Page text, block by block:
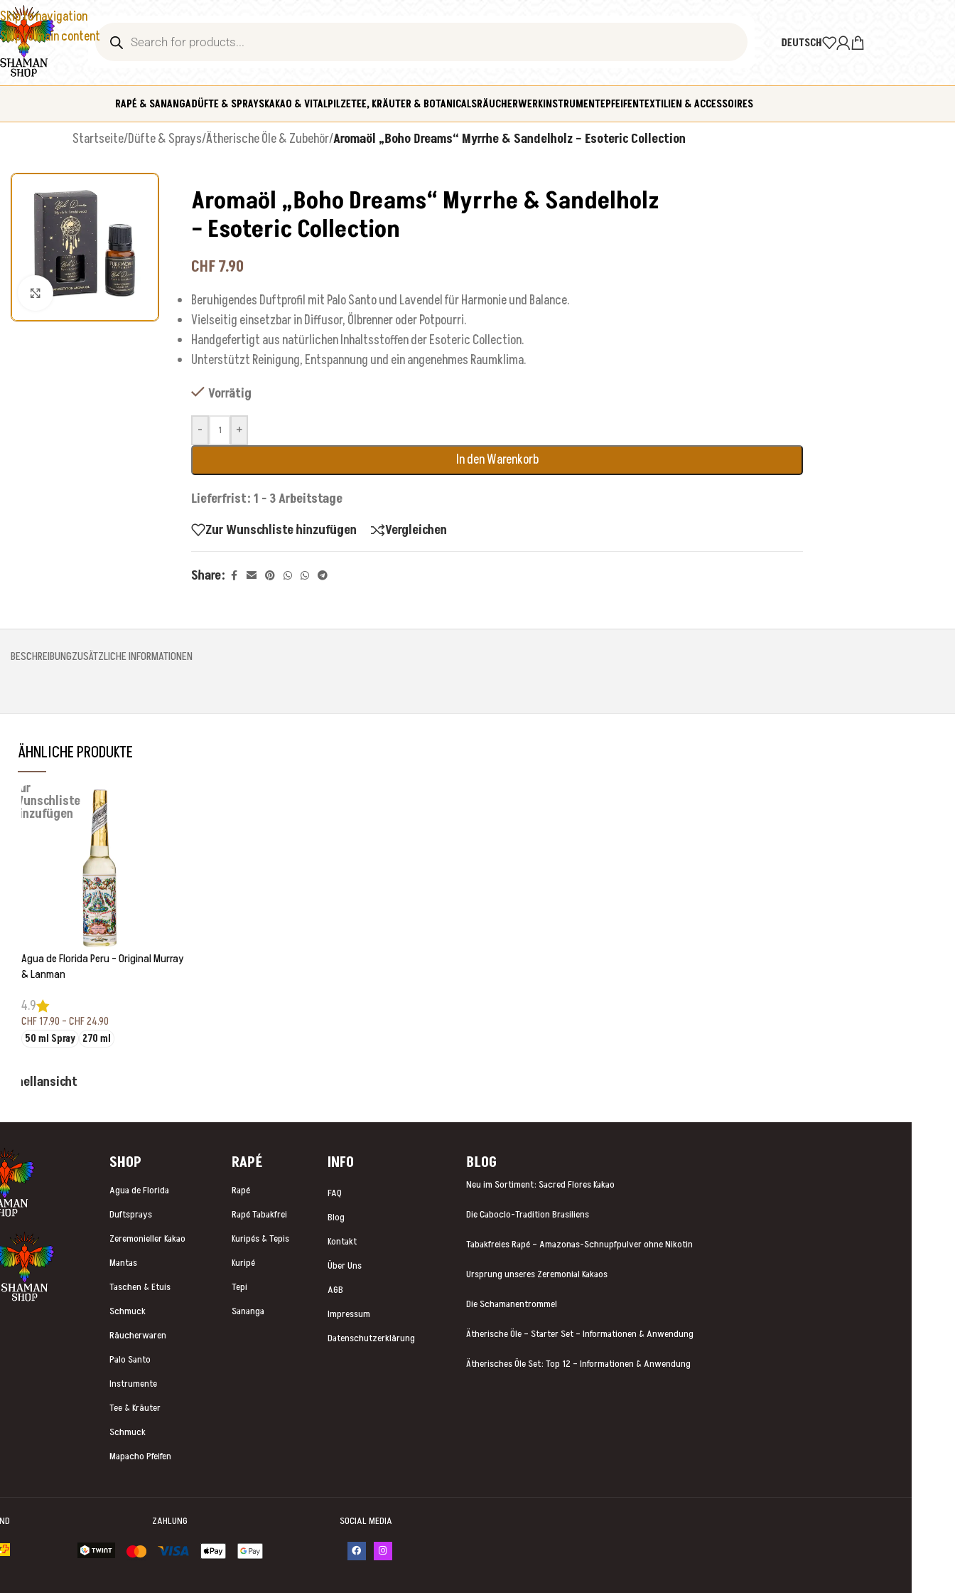
Skip to navigation
Skip to main content
DEUTSCH
RAPÉ & SANANGADÜFTE & SPRAYSKAKAO & VITALPILZETEE, KRÄUTER & BOTANICALSRÄUCHERWERKINSTRUMENTEPFEIFENTEXTILIEN & ACCESSOIRES
Startseite/Düfte & Sprays/Ätherische Öle & Zubehör/Aromaöl „Boho Dreams“ Myrrhe & Sandelholz – Esoteric Collection
Klick zum Vergrößern
Aromaöl „Boho Dreams“ Myrrhe & Sandelholz
– Esoteric Collection
CHF7.90
Beruhigendes Duftprofil mit Palo Santo und Lavendel für Harmonie und Balance.
Vielseitig einsetzbar in Diffusor, Ölbrenner oder Potpourri.
Handgefertigt aus natürlichen Inhaltsstoffen der Esoteric Collection.
Unterstützt Reinigung, Entspannung und ein angenehmes Raumklima.
Vorrätig
-
+
In den Warenkorb
Lieferfrist: 1 - 3 Arbeitstage
Zur Wunschliste hinzufügen
Vergleichen
Share:
BESCHREIBUNGZUSÄTZLICHE INFORMATIONEN
ÄHNLICHE PRODUKTE
Zur
Wunschliste
hinzufügen
Agua de Florida Peru – Original Murray
& Lanman
4.9
CHF17.90 –CHF24.90
50 ml Spray 270 ml
SHOP
Agua de Florida
Duftsprays
Zeremonieller Kakao
Mantas
Taschen & Etuis
Schmuck
Räucherwaren
Palo Santo
Instrumente
Tee & Kräuter
Schmuck
Mapacho Pfeifen
RAPÉ
Rapé
Rapé Tabakfrei
Kuripés & Tepis
Kuripé
Tepi
Sananga
INFO
FAQ
Blog
Kontakt
Über Uns
AGB
Impressum
Datenschutzerklärung
BLOG
Neu im Sortiment: Sacred Flores Kakao
Die Caboclo-Tradition Brasiliens
Tabakfreies Rapé – Amazonas-Schnupfpulver ohne Nikotin
Ursprung unseres Zeremonial Kakaos
Die Schamanentrommel
Ätherische Öle – Starter Set – Informationen & Anwendung
Ätherisches Öle Set: Top 12 – Informationen & Anwendung
ZAHLUNG SOCIAL MEDIA